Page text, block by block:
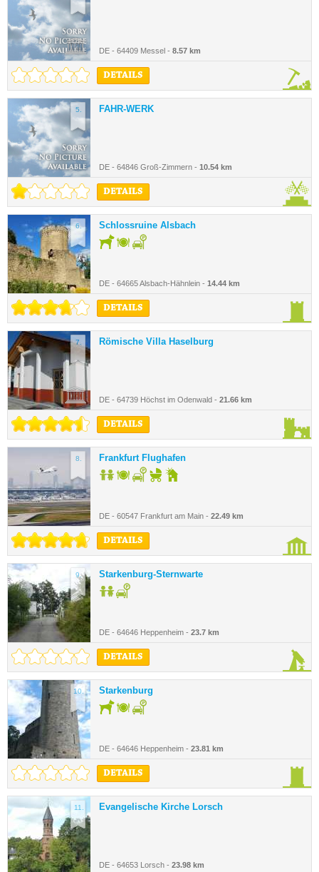
DE - 64409 Messel - 8.57 km
DETAILS
5. FAHR-WERK
DE - 64846 Groß-Zimmern - 10.54 km
DETAILS
6. Schlossruine Alsbach
DE - 64665 Alsbach-Hähnlein - 14.44 km
DETAILS
7. Römische Villa Haselburg
DE - 64739 Höchst im Odenwald - 21.66 km
DETAILS
8. Frankfurt Flughafen
DE - 60547 Frankfurt am Main - 22.49 km
DETAILS
9. Starkenburg-Sternwarte
DE - 64646 Heppenheim - 23.7 km
DETAILS
10. Starkenburg
DE - 64646 Heppenheim - 23.81 km
DETAILS
11. Evangelische Kirche Lorsch
DE - 64653 Lorsch - 23.98 km